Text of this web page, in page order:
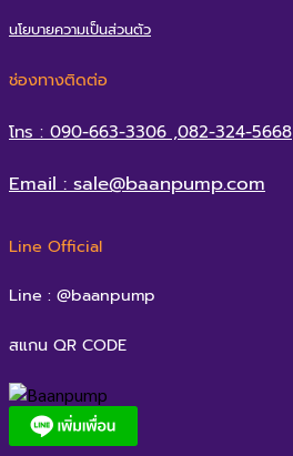
นโยบายความเป็นส่วนตัว
ช่องทางติดต่อ
โทร : 090-663-3306 ,082-324-5668
Email : sale@baanpump.com
Line Official
Line : @baanpump
สแกน QR CODE